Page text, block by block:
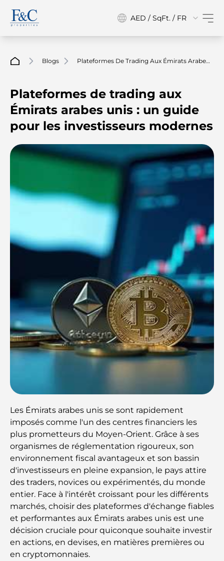
AED / SqFt. / FR
Blogs
Plateformes De Trading Aux Émirats Arabes
Plateformes de trading aux
Émirats arabes unis : un guide
pour les investisseurs modernes
Les Émirats arabes unis se sont rapidement
imposés comme l'un des centres financiers les
plus prometteurs du Moyen-Orient. Grâce à ses
organismes de réglementation rigoureux, son
environnement fiscal avantageux et son bassin
d'investisseurs en pleine expansion, le pays attire
des traders, novices ou expérimentés, du monde
entier. Face à l'intérêt croissant pour les différents
marchés, choisir des plateformes d'échange fiables
et performantes aux Émirats arabes unis est une
décision cruciale pour quiconque souhaite investir
en actions, en devises, en matières premières ou
en cryptomonnaies.